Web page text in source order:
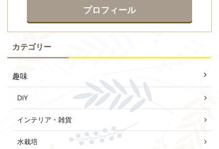
プロフィール
カテゴリー
趣味
DIY
インテリア・雑貨
水栽培